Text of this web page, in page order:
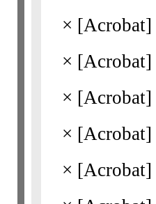
× [Acrobat]
× [Acrobat]
× [Acrobat]
× [Acrobat]
× [Acrobat]